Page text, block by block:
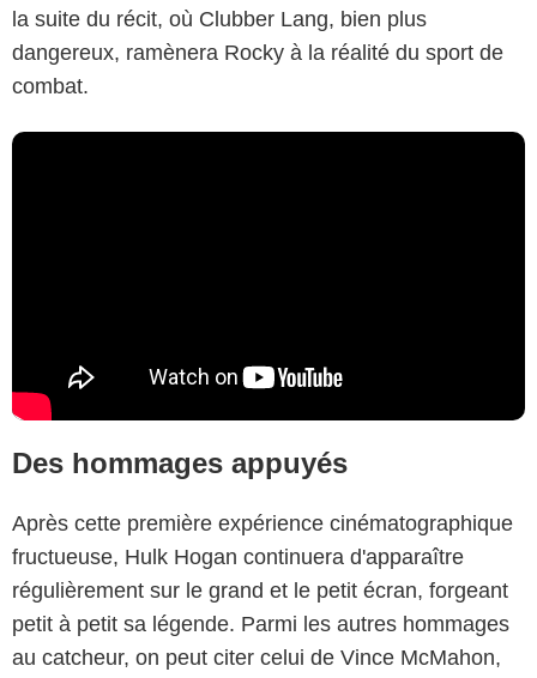
la suite du récit, où Clubber Lang, bien plus
dangereux, ramènera Rocky à la réalité du sport de
combat.
Des hommages appuyés
Après cette première expérience cinématographique
fructueuse, Hulk Hogan continuera d'apparaître
régulièrement sur le grand et le petit écran, forgeant
petit à petit sa légende. Parmi les autres hommages
au catcheur, on peut citer celui de Vince McMahon,